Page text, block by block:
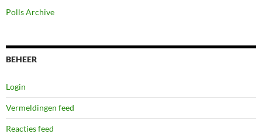
Polls Archive
BEHEER
Login
Vermeldingen feed
Reacties feed